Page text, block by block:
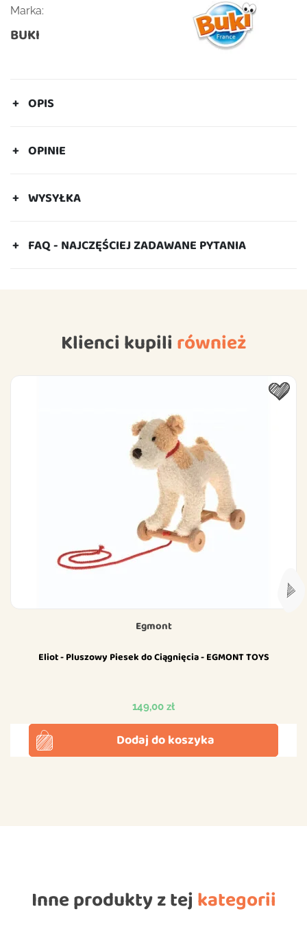
Marka:
BUKI
OPIS
OPINIE
WYSYŁKA
FAQ - NAJCZĘŚCIEJ ZADAWANE PYTANIA
Klienci kupili również
Egmont
Eliot - Pluszowy Piesek do Ciągnięcia - EGMONT TOYS
Cena
149,00 zł
Dodaj do koszyka
Inne produkty z tej kategorii